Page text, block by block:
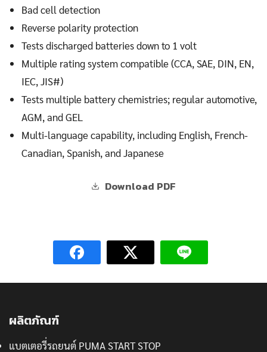
Bad cell detection
Reverse polarity protection
Tests discharged batteries down to 1 volt
Multiple rating system compatible (CCA, SAE, DIN, EN,
IEC, JIS#)
Tests multiple battery chemistries; regular automotive,
AGM, and GEL
Multi-language capability, including English, French-
Canadian, Spanish, and Japanese
Download PDF
ผลิตภัณฑ์
แบตเตอรี่รถยนต์ PUMA START STOP